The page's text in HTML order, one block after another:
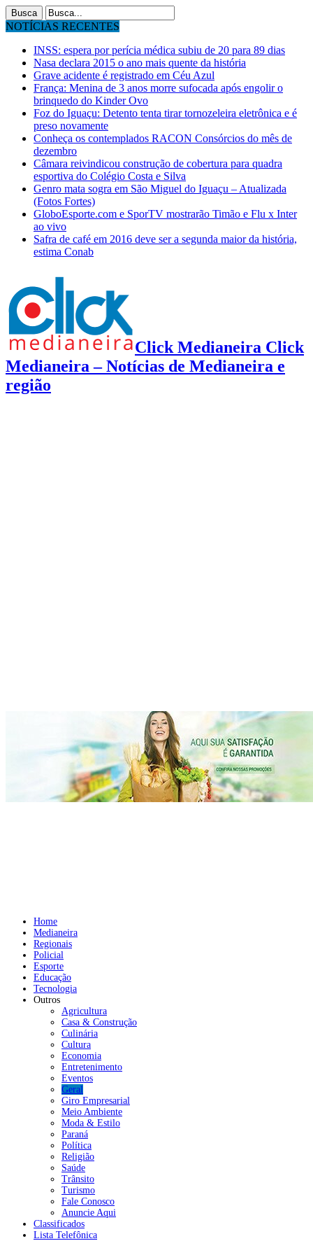
NOTÍCIAS RECENTES
INSS: espera por perícia médica subiu de 20 para 89 dias
Nasa declara 2015 o ano mais quente da história
Grave acidente é registrado em Céu Azul
França: Menina de 3 anos morre sufocada após engolir o
brinquedo do Kinder Ovo
Foz do Iguaçu: Detento tenta tirar tornozeleira eletrônica e é
preso novamente
Conheça os contemplados RACON Consórcios do mês de
dezembro
Câmara reivindicou construção de cobertura para quadra
esportiva do Colégio Costa e Silva
Genro mata sogra em São Miguel do Iguaçu – Atualizada
(Fotos Fortes)
GloboEsporte.com e SporTV mostrarão Timão e Flu x Inter
ao vivo
Safra de café em 2016 deve ser a segunda maior da história,
estima Conab
Click Medianeira Click
Medianeira – Notícias de Medianeira e
região
Home
Medianeira
Regionais
Policial
Esporte
Educação
Tecnologia
Outros
Agricultura
Casa & Construção
Culinária
Cultura
Economia
Entretenimento
Eventos
Geral
Giro Empresarial
Meio Ambiente
Moda & Estilo
Paraná
Política
Religião
Saúde
Trânsito
Turismo
Fale Conosco
Anuncie Aqui
Classificados
Lista Telefônica